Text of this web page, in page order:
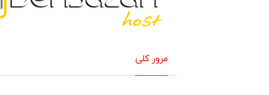
مرور کلی